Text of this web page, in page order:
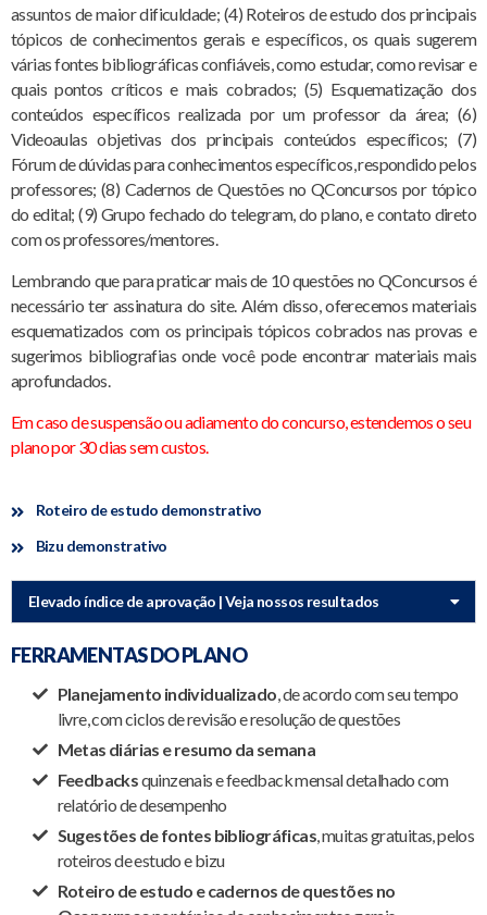
assuntos de maior dificuldade; (4) Roteiros de estudo dos principais
tópicos de conhecimentos gerais e específicos, os quais sugerem
várias fontes bibliográficas confiáveis, como estudar, como revisar e
quais pontos críticos e mais cobrados; (5) Esquematização dos
conteúdos específicos realizada por um professor da área; (6)
Videoaulas objetivas dos principais conteúdos específicos; (7)
Fórum de dúvidas para conhecimentos específicos, respondido pelos
professores; (8) Cadernos de Questões no QConcursos por tópico
do edital; (9) Grupo fechado do telegram, do plano, e contato direto
com os professores/mentores.
Lembrando que para praticar mais de 10 questões no QConcursos é
necessário ter assinatura do site. Além disso, oferecemos materiais
esquematizados com os principais tópicos cobrados nas provas e
sugerimos bibliografias onde você pode encontrar materiais mais
aprofundados.
Em caso de suspensão ou adiamento do concurso, estendemos o seu
plano por 30 dias sem custos.
Roteiro de estudo demonstrativo
Bizu demonstrativo
Elevado índice de aprovação | Veja nossos resultados
FERRAMENTAS DO PLANO
Planejamento individualizado , de acordo com seu tempo
livre, com ciclos de revisão e resolução de questões
Metas diárias e resumo da semana
Feedbacksquinzenais e feedback mensal detalhado com
relatório de desempenho
Sugestões de fontes bibliográficas , muitas gratuitas, pelos
roteiros de estudo e bizu
Roteiro de estudo e cadernos de questões no